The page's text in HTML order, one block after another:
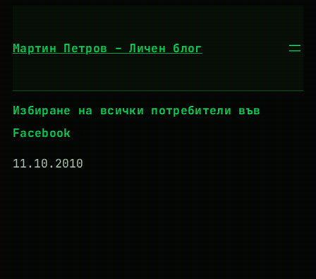
Мартин Петров – Личен блог
Избиране на всички потребители във
Facebook
11.10.2010